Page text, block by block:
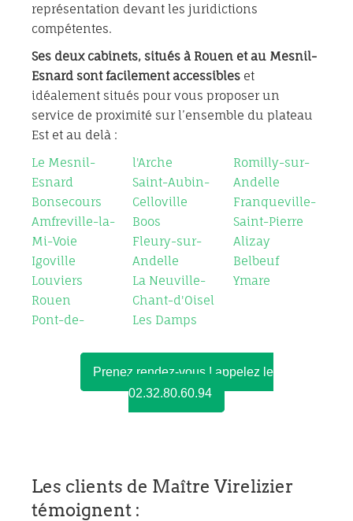
représentation devant les juridictions
compétentes.
Ses deux cabinets, situés à Rouen et au Mesnil-
Esnard sont facilement accessibles et
idéalement situés pour vous proposer un
service de proximité sur l’ensemble du plateau
Est et au delà :
Le Mesnil-
Esnard
Bonsecours
Amfreville-la-
Mi-Voie
Igoville
Louviers
Rouen
Pont-de-
l'Arche
Saint-Aubin-
Celloville
Boos
Fleury-sur-
Andelle
La Neuville-
Chant-d'Oisel
Les Damps
Romilly-sur-
Andelle
Franqueville-
Saint-Pierre
Alizay
Belbeuf
Ymare
Prenez rendez-vous ! appelez le
02.32.80.60.94
Les clients de Maître Virelizier
témoignent :